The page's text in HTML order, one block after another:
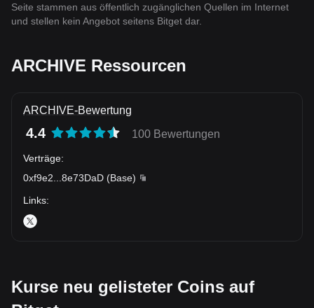
Seite stammen aus öffentlich zugänglichen Quellen im Internet
und stellen kein Angebot seitens Bitget dar.
ARCHIVE Ressourcen
ARCHIVE-Bewertung
4.4 100 Bewertungen
Verträge:
0xf9e2
8e73DaD (Base)
Links:
Kurse neu gelisteter Coins auf